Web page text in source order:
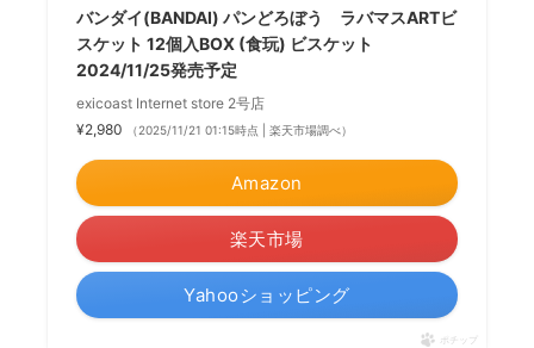
バンダイ(BANDAI) パンどろぼう ラバマスARTビ
スケット 12個入BOX (食玩) ビスケット
2024/11/25発売予定
exicoast Internet store 2号店
¥2,980
（2025/11/21 01:15時点 | 楽天市場調べ）
Amazon
楽天市場
Yahooショッピング
ポチップ